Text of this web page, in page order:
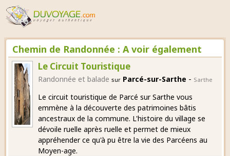
Chemin de Randonnée : A voir également
Le Circuit Touristique
Randonnée et balade sur Parcé-sur-Sarthe - Sarthe
Le circuit touristique de Parcé sur Sarthe vous
emmène à la découverte des patrimoines bâtis
ancestraux de la commune. L'histoire du village se
dévoile ruelle après ruelle et permet de mieux
appréhender ce qu'à pu être la vie des Parcéens au
Moyen-age.